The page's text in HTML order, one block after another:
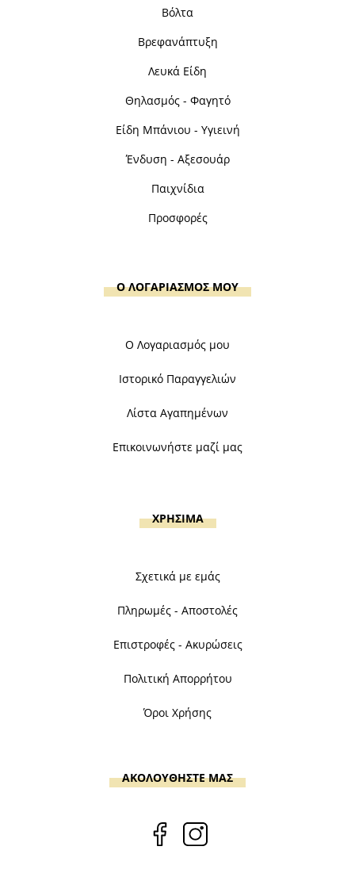
Βόλτα
Βρεφανάπτυξη
Λευκά Είδη
Θηλασμός - Φαγητό
Είδη Μπάνιου - Υγιεινή
Ένδυση - Αξεσουάρ
Παιχνίδια
Προσφορές
Ο ΛΟΓΑΡΙΑΣΜΟΣ ΜΟΥ
Ο Λογαριασμός μου
Ιστορικό Παραγγελιών
Λίστα Αγαπημένων
Επικοινωνήστε μαζί μας
ΧΡΗΣΙΜΑ
Σχετικά με εμάς
Πληρωμές - Αποστολές
Επιστροφές - Ακυρώσεις
Πολιτική Απορρήτου
Όροι Χρήσης
ΑΚΟΛΟΥΘΗΣΤΕ ΜΑΣ